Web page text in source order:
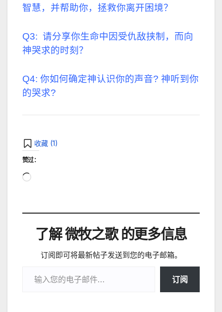
智慧，并帮助你，拯救你离开困境？
Q3: 请分享你生命中因受仇敌挟制，而向
神哭求的时刻？
Q4: 你如何确定神认识你的声音? 神听到你
的哭求?
收藏 (1)
赞过：
正
载…
了解 微牧之歌 的更多信息
订阅即可将最新帖子发送到您的电子邮箱。
订阅